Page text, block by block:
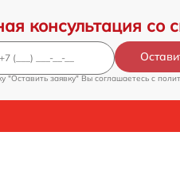
консультация со
"Оставить заявку" Вы соглашаетесь c